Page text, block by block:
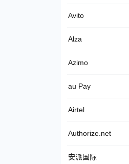
Avito
Alza
Azimo
au Pay
Airtel
Authorize.net
安派国际